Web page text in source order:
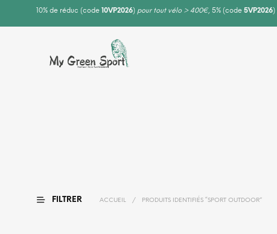
10% de réduc (code 10VP2026) pour tout vélo > 400€, 5% (code 5VP2026)
FILTRER ACCUEIL / PRODUITS IDENTIFIÉS “SPORT OUTDOOR”